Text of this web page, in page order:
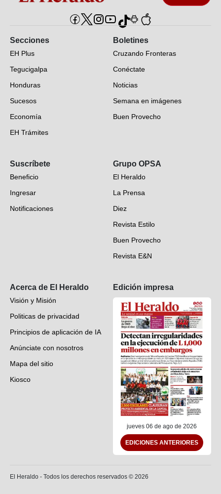
Secciones
EH Plus
Tegucigalpa
Honduras
Sucesos
Economía
EH Trámites
EH Verifica
Fotogalerías
Deportes
Videos
Boletines
Cruzando Fronteras
Conéctate
Noticias
Semana en imágenes
Buen Provecho
Suscríbete
Beneficio
Ingresar
Notificaciones
Grupo OPSA
El Heraldo
La Prensa
Diez
Revista Estilo
Buen Provecho
Revista E&N
Acerca de El Heraldo
Visión y Misión
Politicas de privacidad
Principios de aplicación de IA
Anúnciate con nosotros
Mapa del sitio
Kiosco
Edición impresa
jueves 06 de ago de 2026
EDICIONES ANTERIORES
El Heraldo - Todos los derechos reservados © 2026